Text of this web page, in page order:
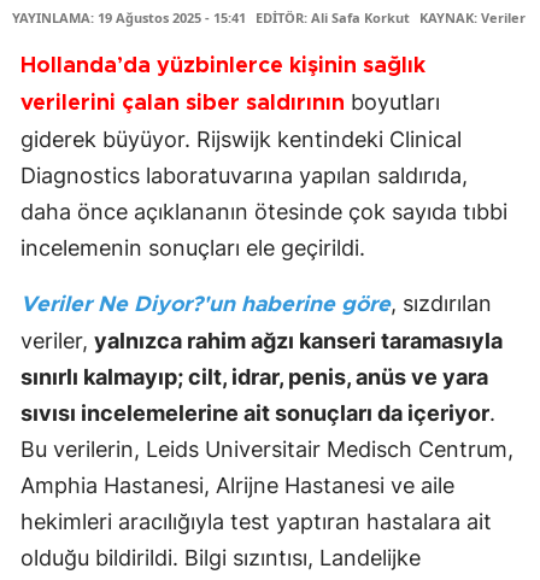
YAYINLAMA: 19 Ağustos 2025 - 15:41 EDİTÖR: Ali Safa Korkut KAYNAK: Veriler
Hollanda’da yüzbinlerce kişinin sağlık
verilerini çalan siber saldırının boyutları
giderek büyüyor. Rijswijk kentindeki Clinical
Diagnostics laboratuvarına yapılan saldırıda,
daha önce açıklananın ötesinde çok sayıda tıbbi
incelemenin sonuçları ele geçirildi.
Veriler Ne Diyor?'un haberine göre, sızdırılan
veriler, yalnızca rahim ağzı kanseri taramasıyla
sınırlı kalmayıp; cilt, idrar, penis, anüs ve yara
sıvısı incelemelerine ait sonuçları da içeriyor.
Bu verilerin, Leids Universitair Medisch Centrum,
Amphia Hastanesi, Alrijne Hastanesi ve aile
hekimleri aracılığıyla test yaptıran hastalara ait
olduğu bildirildi. Bilgi sızıntısı, Landelijke